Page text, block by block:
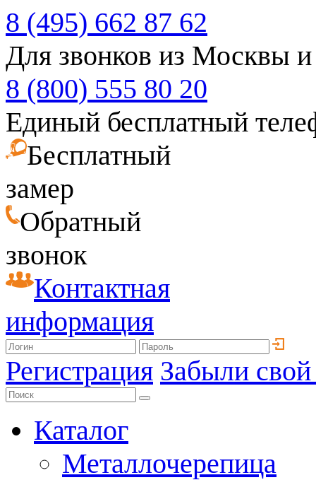
8 (495) 662 87 62
Для звонков из Москвы
8 (800) 555 80 20
Единый бесплатный
Бесплатный
замер
Обратный
звонок
Контактная
информация
Регистрация Забыли
Каталог
Металлочерепица